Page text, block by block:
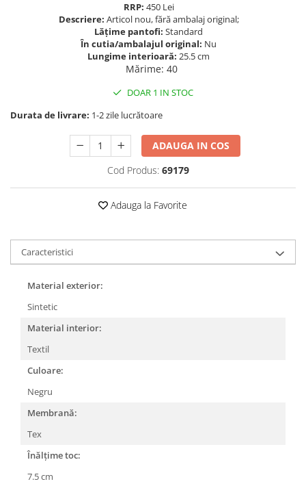
RRP: 450 Lei
Descriere: Articol nou, fără ambalaj original;
Lățime pantofi: Standard
În cutia/ambalajul original: Nu
Lungime interioară: 25.5 cm
Mărime: 40
DOAR 1 IN STOC
Durata de livrare: 1-2 zile lucrătoare
ADAUGA IN COS
Cod Produs: 69179
Adauga la Favorite
Caracteristici
Material exterior:
Sintetic
Material interior:
Textil
Culoare:
Negru
Membrană:
Tex
Înălțime toc:
7.5 cm